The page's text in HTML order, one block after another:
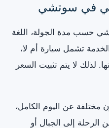
في سوتشي
حسب مدة الجولة، اللغة
تشمل سيارة أم لا،
لذلك لا يتم تثبيت السعر
مختلفة عن اليوم الكامل،
الرحلة إلى الجبال أو